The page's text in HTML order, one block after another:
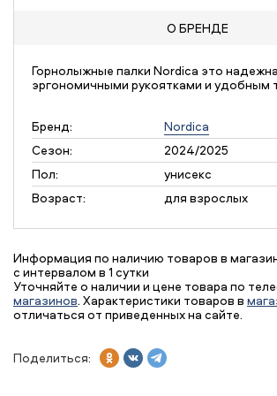
О БРЕНДЕ
Горнолыжные палки Nordica это
эргономичными рукоятками и удобным
Бренд:
Nordica
Сезон:
2024/2025
Пол:
унисекс
Возраст:
для взрослых
Информация по наличию товаров в
с интервалом в 1 сутки
Уточняйте о наличии и цене товара по
магазинов. Характеристики товаров в
отличаться от приведенных на сайте.
Поделиться: